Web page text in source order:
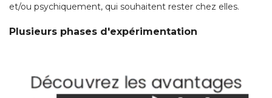
et/ou psychiquement, qui souhaitent rester chez elles.
Plusieurs phases d'expérimentation